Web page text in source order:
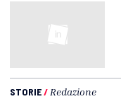
STORIE/ Redazione